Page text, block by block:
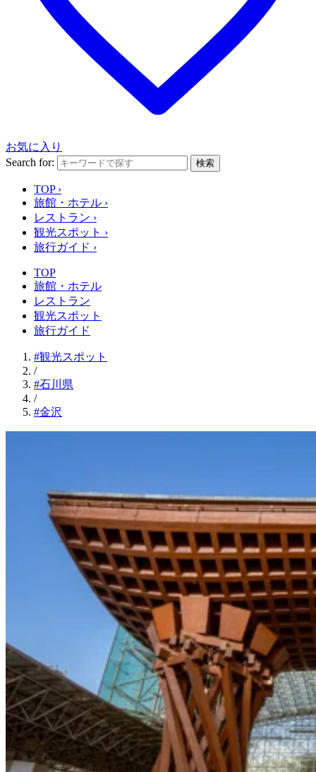
お気に入り
Search for:
検索
TOP ›
旅館・ホテル ›
レストラン ›
観光スポット ›
旅行ガイド ›
TOP
旅館・ホテル
レストラン
観光スポット
旅行ガイド
#観光スポット
/
#石川県
/
#金沢